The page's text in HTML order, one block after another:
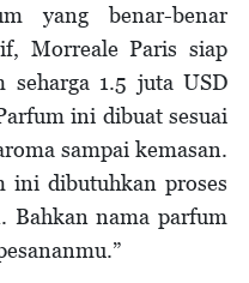
yang benar-benar
Morreale Paris siap
1.5 juta USD
ini dibuat sesuai
sampai kemasan.
ini dibutuhkan proses
Bahkan nama parfum